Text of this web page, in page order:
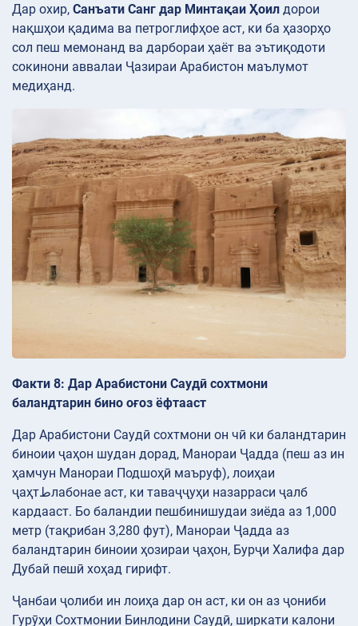
Дар охир, Санъати Санг дар Минтақаи Ҳоил дорои
нақшҳои қадима ва петроглифҳое аст, ки ба ҳазорҳо
сол пеш мемонанд ва дарбораи ҳаёт ва эътиқодоти
сокинони аввалаи Ҷазираи Арабистон маълумот
медиҳанд.
Факти 8: Дар Арабистони Саудӣ сохтмони
баландтарин бино оғоз ёфтааст
Дар Арабистони Саудӣ сохтмони он чӣ ки баландтарин
биноии ҷаҳон шудан дорад, Манораи Ҷадда (пеш аз ин
ҳамчун Манораи Подшоҳӣ маъруф), лоиҳаи
ҷаҳтطлабонае аст, ки таваҷҷуҳи назарраси ҷалб
кардааст. Бо баландии пешбинишудаи зиёда аз 1,000
метр (тақрибан 3,280 фут), Манораи Ҷадда аз
баландтарин биноии ҳозираи ҷаҳон, Бурҷи Халифа дар
Дубай пешӣ хоҳад гирифт.
Ҷанбаи ҷолиби ин лоиҳа дар он аст, ки он аз ҷониби
Гурӯҳи Сохтмонии Бинлодини Саудӣ, ширкати калони